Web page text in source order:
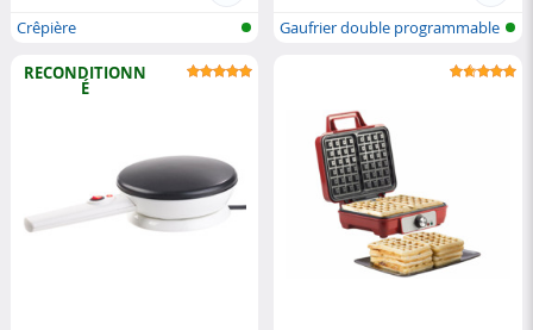
Crêpière
Gaufrier double programmable
RECONDITIONN
É